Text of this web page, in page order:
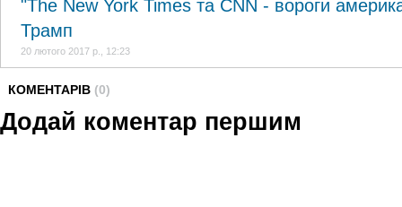
"The New York Times та CNN - вороги
Трамп
20 лютого 2017 р., 12:23
КОМЕНТАРІВ (0)
Додай коментар першим